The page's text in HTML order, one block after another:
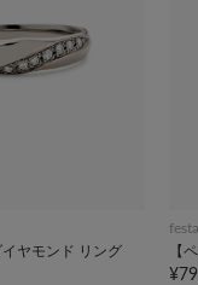
イヤモンド リング
【